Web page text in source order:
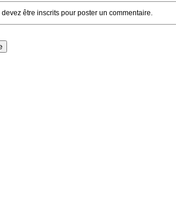
devez être inscrits pour poster un commentaire.